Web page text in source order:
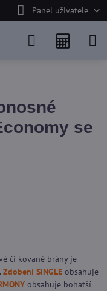
Panel uživatele
se
či kované brány je
Zdobení SINGLE obsahuje
obsahuje bohatší